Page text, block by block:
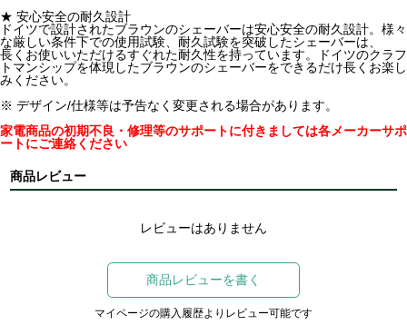
★ 安心安全の耐久設計
ドイツで設計されたブラウンのシェーバーは安心安全の耐久設計。様々
な厳しい条件下での使用試験、耐久試験を突破したシェーバーは、
長くお使いいただけるすぐれた耐久性を持っています。ドイツのクラフ
トマンシップを体現したブラウンのシェーバーをできるだけ長くお楽し
みください。
※ デザイン/仕様等は予告なく変更される場合があります。
家電商品の初期不良・修理等のサポートに付きましては各メーカーサポ
ートにご連絡ください
商品レビュー
レビューはありません
商品レビューを書く
マイページの購入履歴よりレビュー可能です